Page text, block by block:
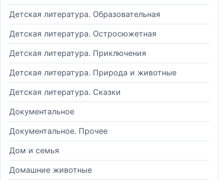
Детская литература. Образовательная
Детская литература. Остросюжетная
Детская литература. Приключения
Детская литература. Природа и животные
Детская литература. Сказки
Документальное
Документальное. Прочее
Дом и семья
Домашние животные